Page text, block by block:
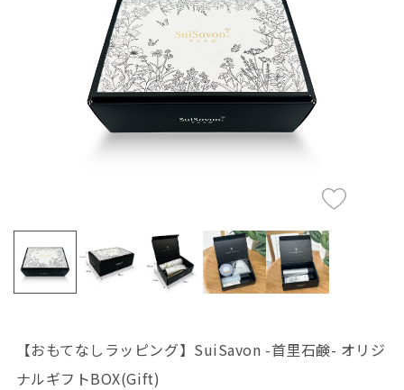
【おもてなしラッピング】SuiSavon -首里石鹸- オリジ
ナルギフトBOX(Gift)